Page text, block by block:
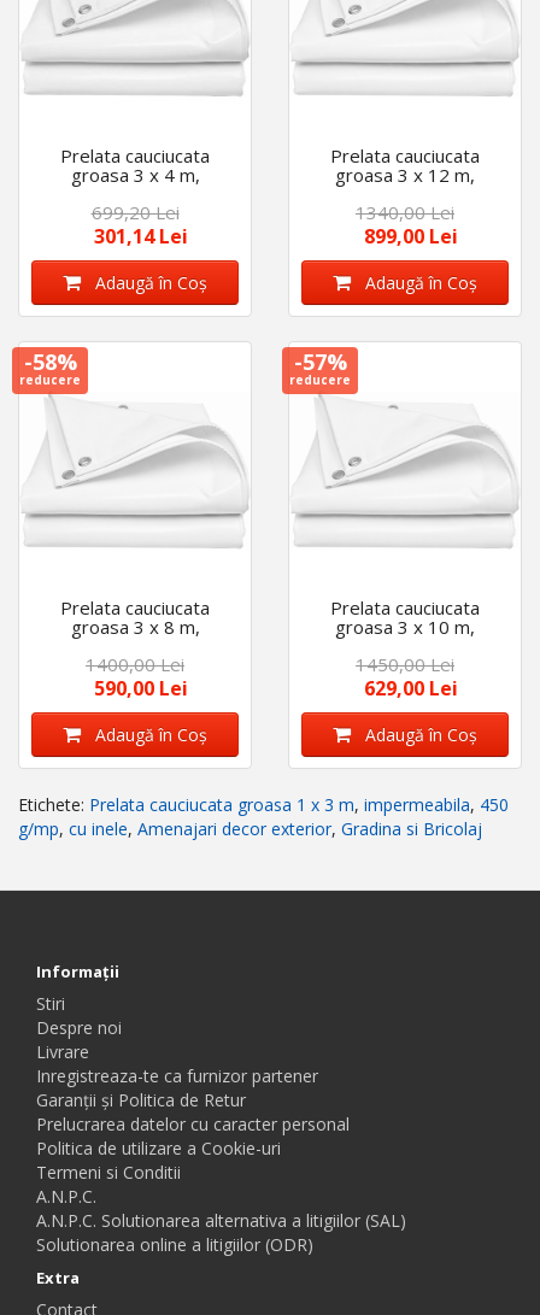
Prelata cauciucata
groasa 3 x 4 m,
impermeabila, 450
g/mp, cu inele
699,20 Lei
301,14 Lei
Adaugă în Coş
Prelata cauciucata
groasa 3 x 12 m,
impermeabila, 450
g/mp, cu inele
1340,00 Lei
899,00 Lei
Adaugă în Coş
-58%
reducere
Prelata cauciucata
groasa 3 x 8 m,
impermeabila, 450
g/mp, cu inele
1400,00 Lei
590,00 Lei
Adaugă în Coş
-57%
reducere
Prelata cauciucata
groasa 3 x 10 m,
impermeabila, 450
g/mp, cu inele
1450,00 Lei
629,00 Lei
Adaugă în Coş
Etichete: Prelata cauciucata groasa 1 x 3 m, impermeabila, 450
g/mp, cu inele, Amenajari decor exterior, Gradina si Bricolaj
Informaţii
Stiri
Despre noi
Livrare
Inregistreaza-te ca furnizor partener
Garanții și Politica de Retur
Prelucrarea datelor cu caracter personal
Politica de utilizare a Cookie-uri
Termeni si Conditii
A.N.P.C.
A.N.P.C. Solutionarea alternativa a litigiilor (SAL)
Solutionarea online a litigiilor (ODR)
Extra
Contact